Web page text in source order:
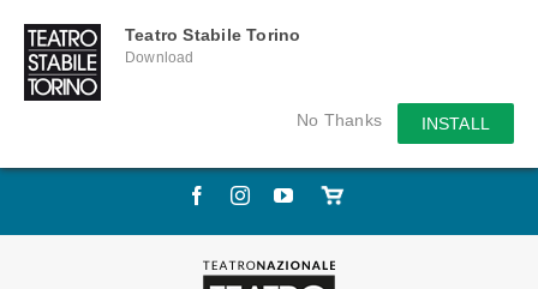
Teatro Stabile Torino
Download
No Thanks INSTALL
Skip
FacebookInstagramYouTube
Store